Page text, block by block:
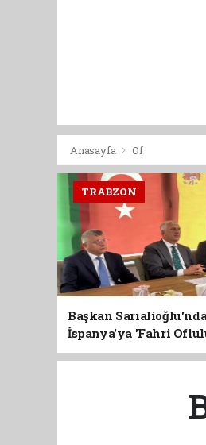
Anasayfa Of
TRABZON
Başkan
İspanya'ya 'Fahri